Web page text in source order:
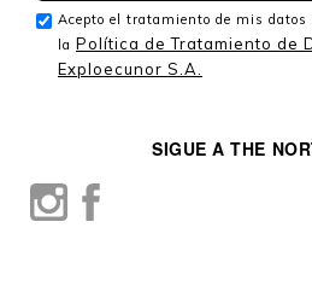
SIGUE A THE
Acepto el tratamiento de mis datos
la Política de Tratamiento de
Exploecunor S.A.